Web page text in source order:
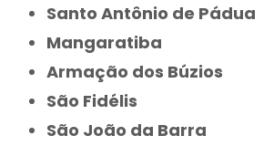
Santo Antônio de Pádua
Mangaratiba
Armação dos Búzios
São Fidélis
São João da Barra